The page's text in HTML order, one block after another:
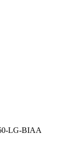
LG-BIAA